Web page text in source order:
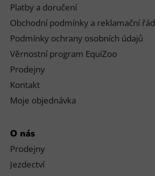
Platby a doručení
Obchodní podmínky a reklamační řád
Podmínky ochrany osobních údajů
Věrnostní program EquiZoo
Prodejny
Kontakt
Moje objednávka
O nás
Prodejny
Jezdectví